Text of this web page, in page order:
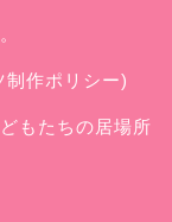
作ポリシー)
もたちの居場所